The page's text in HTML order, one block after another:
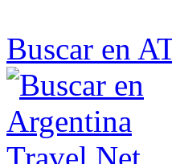
Buscar en